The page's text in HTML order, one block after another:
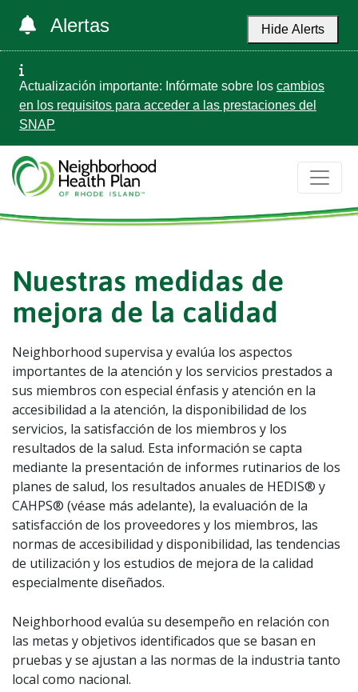
Alertas Hide Alerts
Actualización importante: Infórmate sobre los cambios
en los requisitos para acceder a las prestaciones del
SNAP
Nuestras medidas de
mejora de la calidad
Neighborhood supervisa y evalúa los aspectos
importantes de la atención y los servicios prestados a
sus miembros con especial énfasis y atención en la
accesibilidad a la atención, la disponibilidad de los
servicios, la satisfacción de los miembros y los
resultados de la salud. Esta información se capta
mediante la presentación de informes rutinarios de los
planes de salud, los resultados anuales de HEDIS® y
CAHPS® (véase más adelante), la evaluación de la
satisfacción de los proveedores y los miembros, las
normas de accesibilidad y disponibilidad, las tendencias
de utilización y los estudios de mejora de la calidad
especialmente diseñados.
Neighborhood evalúa su desempeño en relación con
las metas y objetivos identificados que se basan en
pruebas y se ajustan a las normas de la industria tanto
local como nacional.